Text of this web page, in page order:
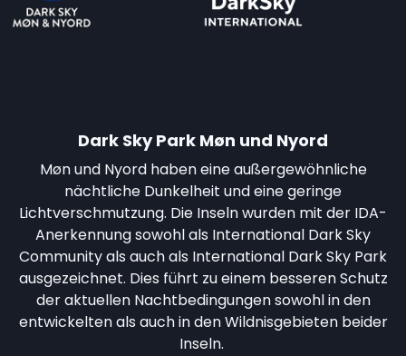
Dark Sky Park Møn und Nyord
Møn und Nyord haben eine außergewöhnliche
nächtliche Dunkelheit und eine geringe
Lichtverschmutzung. Die Inseln wurden mit der IDA-
Anerkennung sowohl als International Dark Sky
Community als auch als International Dark Sky Park
ausgezeichnet. Dies führt zu einem besseren Schutz
der aktuellen Nachtbedingungen sowohl in den
entwickelten als auch in den Wildnisgebieten beider
Inseln.